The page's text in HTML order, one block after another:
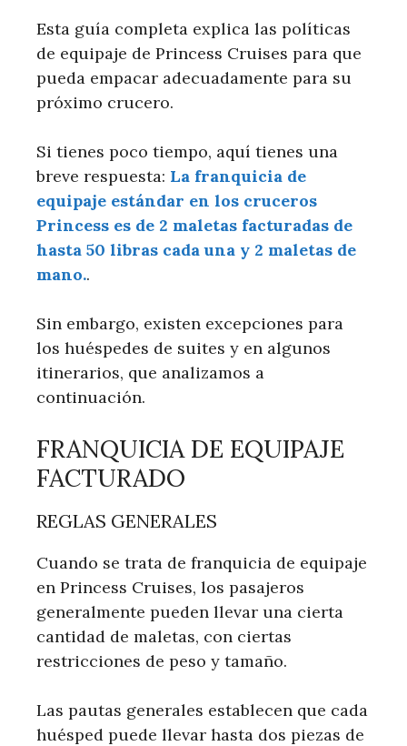
Esta guía completa explica las políticas
de equipaje de Princess Cruises para que
pueda empacar adecuadamente para su
próximo crucero.
Si tienes poco tiempo, aquí tienes una
breve respuesta: La franquicia de
equipaje estándar en los cruceros
Princess es de 2 maletas facturadas de
hasta 50 libras cada una y 2 maletas de
mano..
Sin embargo, existen excepciones para
los huéspedes de suites y en algunos
itinerarios, que analizamos a
continuación.
FRANQUICIA DE EQUIPAJE
FACTURADO
REGLAS GENERALES
Cuando se trata de franquicia de equipaje
en Princess Cruises, los pasajeros
generalmente pueden llevar una cierta
cantidad de maletas, con ciertas
restricciones de peso y tamaño.
Las pautas generales establecen que cada
huésped puede llevar hasta dos piezas de